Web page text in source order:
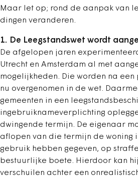
Maar let op; rond de aanpak van
dingen veranderen.
1. De Leegstandswet wordt
De afgelopen jaren
Utrecht en Amsterdam al met
mogelijkheden. Die worden na
nu overgenomen in de wet.
gemeenten in een
ingebruiknameverplichting
dwingende termijn. De eigenaar
aflopen van die termijn de woning
gebruik hebben gegeven, op
bestuurlijke boete. Hierdoor kan
verschuilen achter een